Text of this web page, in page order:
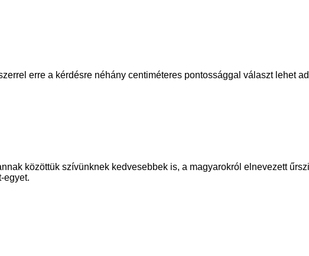
erre a kérdésre néhány centiméteres pontossággal választ lehet
közöttük szívünknek kedvesebbek is, a magyarokról elnevezett
egyet.